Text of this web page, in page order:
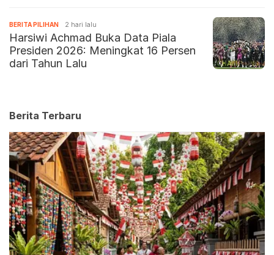
BERITA PILIHAN 2 hari lalu
Harsiwi Achmad Buka Data Piala
Presiden 2026: Meningkat 16 Persen
dari Tahun Lalu
Berita Terbaru